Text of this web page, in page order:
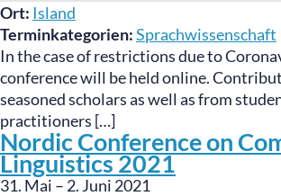
Ort: Island
Terminkategorien:Sprachwissenschaft
In the case of restrictions due to
conference will be held online.
seasoned scholars as well as from
practitioners […]
Nordic Conference on
Linguistics 2021
31. Mai – 2. Juni 2021